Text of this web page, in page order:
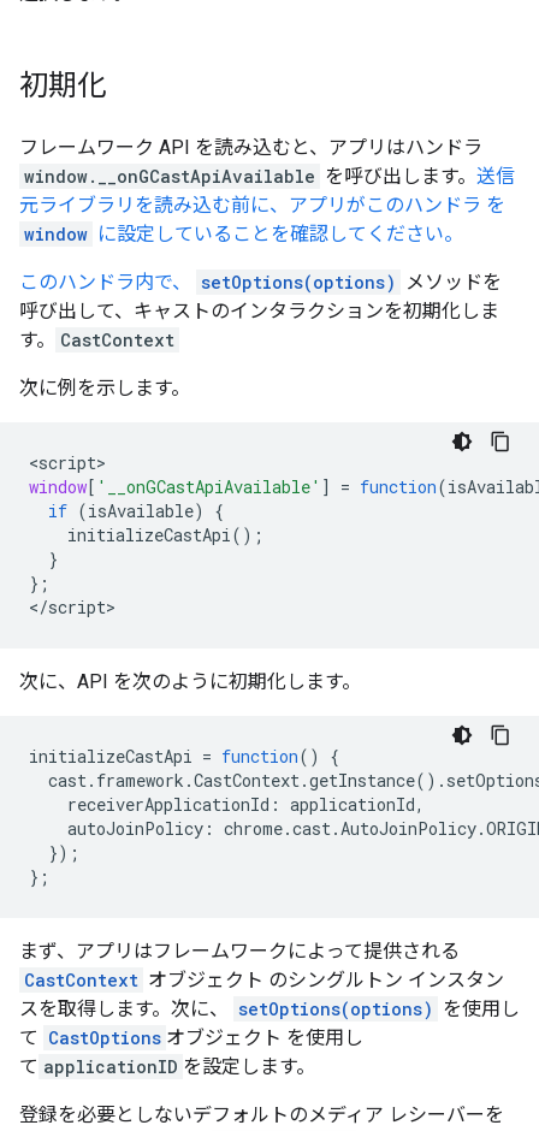
初期化
フレームワーク API を読み込むと、アプリはハンドラ
window.__onGCastApiAvailable を呼び出します。 送信
元ライブラリを読み込む前に、アプリがこのハンドラ を
window に設定していることを確認してください。
このハンドラ内で、 setOptions(options)
メソッドを
呼び出して、キャストのインタラクションを初期化しま
す。
CastContext
次に例を示します。
<script
window[ '__onGCastApiAvailable' ] = function(
if (isAvailable)
{
initializeCastApi();
}
};
</script
次に、API を次のように初期化します。
initializeCastApi = function()
{
cast. framework .CastContext.getInstance().
receiverApplicationId : applicationId,
autoJoinPolicy : chrome.cast.AutoJoinPolicy.
});
};
まず、アプリはフレームワークによって提供される
CastContext オブジェクト のシングルトン インスタン
スを取得します。次に、
setOptions(options) を使用し
て CastOptions オブジェクト を使用し
て applicationID を設定します。
登録を必要としないデフォルトのメディア レシーバーを